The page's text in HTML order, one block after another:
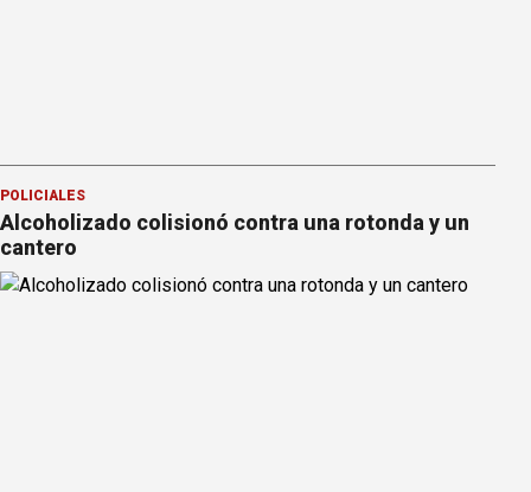
POLICIALES
Alcoholizado colisionó contra una rotonda y un
cantero